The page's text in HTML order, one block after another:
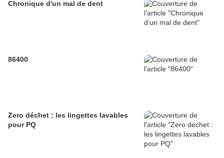
Chronique d'un mal de dent
86400
Zero déchet : les lingettes lavables
pour PQ